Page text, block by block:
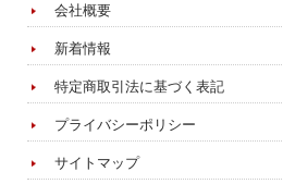
会社概要
新着情報
特定商取引法に基づく表記
プライバシーポリシー
サイトマップ